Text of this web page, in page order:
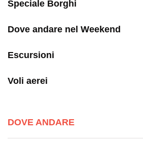
Speciale Borghi
Dove andare nel Weekend
Escursioni
Voli aerei
DOVE ANDARE